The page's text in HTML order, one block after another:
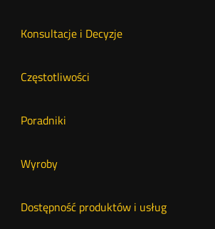
Konsultacje i Decyzje
Częstotliwości
Poradniki
Wyroby
Dostępność produktów i usług